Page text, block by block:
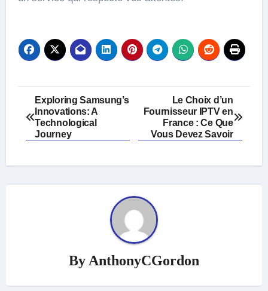
Post
navigation
Exploring Samsung’s
Innovations: A
Technological
Journey
Le Choix d’un
Fournisseur IPTV en
France : Ce Que
Vous Devez Savoir
By AnthonyCGordon